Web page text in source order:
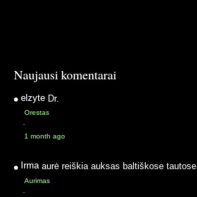
Naujausi komentarai
elzyte Dr.
Orestas
·
1 month ago
Irma aurė reiškia auksas baltiškose tautose
Aurimas
·